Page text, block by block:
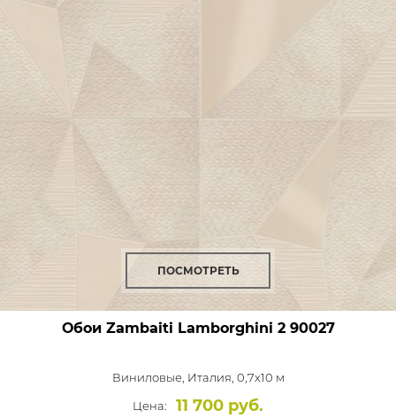
ПОСМОТРЕТЬ
Обои Zambaiti Lamborghini 290027
Виниловые, Италия, 0,7x10 м
Цена:
11 700 руб.